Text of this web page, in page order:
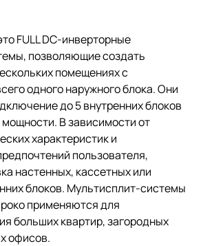
FULL DC-инверторные
позволяющие создать
помещениях с
одного наружного блока. Они
до 5 внутренних блоков
мощности. В зависимости от
характеристик и
пользователя,
настенных, кассетных или
блоков. Мультисплит-системы
применяются для
больших квартир, загородных
офисов.